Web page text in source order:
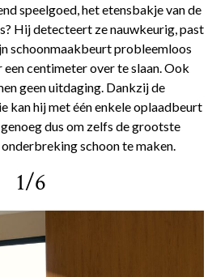
speelgoed, het etensbakje van de
Hij detecteert ze nauwkeurig, past
schoonmaakbeurt probleemloos
centimeter over te slaan. Ook
geen uitdaging. Dankzij de
kan hij met één enkele oplaadbeurt
dus om zelfs de grootste
schoon te maken.
1/6